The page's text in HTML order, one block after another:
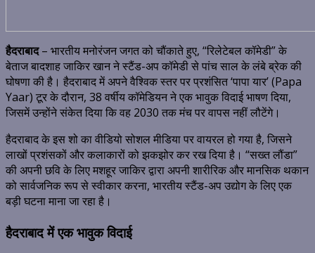
हैदराबाद– भारतीय मनोरंजन जगत को चौंकाते हुए, “रिलेटेबल कॉमेडी” के
बेताज बादशाह जाकिर खान ने स्टैंड-अप कॉमेडी से पांच साल के लंबे ब्रेक की
घोषणा की है। हैदराबाद में अपने वैश्विक स्तर पर प्रशंसित ‘पापा यार’ (Papa
Yaar) टूर के दौरान, 38 वर्षीय कॉमेडियन ने एक भावुक विदाई भाषण दिया,
जिसमें उन्होंने संकेत दिया कि वह 2030 तक मंच पर वापस नहीं लौटेंगे।
हैदराबाद के इस शो का वीडियो सोशल मीडिया पर वायरल हो गया है, जिसने
लाखों प्रशंसकों और कलाकारों को झकझोर कर रख दिया है। “सख्त लौंडा”
की अपनी छवि के लिए मशहूर जाकिर द्वारा अपनी शारीरिक और मानसिक थकान
को सार्वजनिक रूप से स्वीकार करना, भारतीय स्टैंड-अप उद्योग के लिए एक
बड़ी घटना माना जा रहा है।
हैदराबाद में एक भावुक विदाई